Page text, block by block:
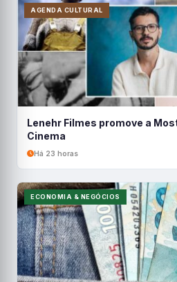
AGENDA CULTURAL
Lenehr Filmes promove a
Cinema
Há 23 horas
ECONOMIA & NEGÓCIOS